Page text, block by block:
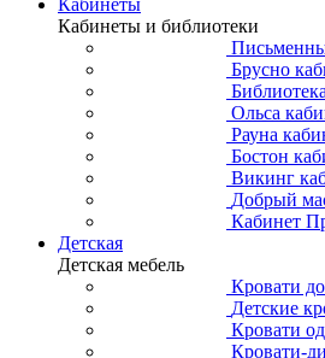
Кабинеты и библиотеки
Брусно
Ольса
Рауна
Бостон
Викинг
Добрый
Кабинет
Детская
Детская мебель
Кровати
Детские
Кровати
Кровати-